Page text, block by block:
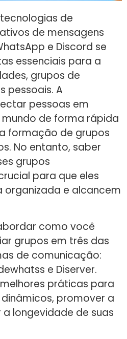
de
de mensagens
e Discord se
essenciais para a
grupos de
pessoais. A
pessoas em
de forma rápida
formação de grupos
No entanto, saber
grupos
para que eles
organizada e alcancem
como você
grupos em três das
de comunicação:
e Diserver.
práticas para
promover a
longevidade de suas